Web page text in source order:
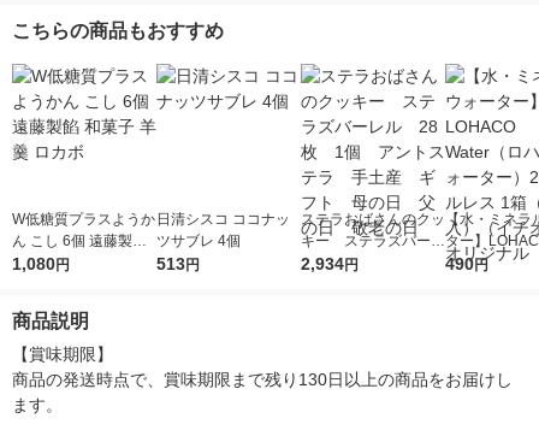
リコ クッキー ロカ糖質 糖質オフ
こちらの商品もおすすめ
W低糖質プラスようか
ん こし 6個 遠藤製餡
和菓子 羊羹 ロカボ
1,080円
日清シスコ ココナッ
ツサブレ 4個
513円
ステラおばさんのクッ
キー ステラズバーレ
ル 28枚 1個 アン
2,934円
【水・ミネラ
ター】
r（ロハコウ
490円
商品説明
【賞味期限】
商品の発送時点で、賞味期限まで残り130日以上の商品をお届けし
ます。